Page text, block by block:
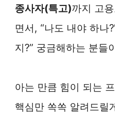
종사자(특고)까지 고
면서, “나도 내야 하나
지?” 궁금해하는 분들
아는 만큼 힘이 되는
핵심만 쏙쏙 알려드릴